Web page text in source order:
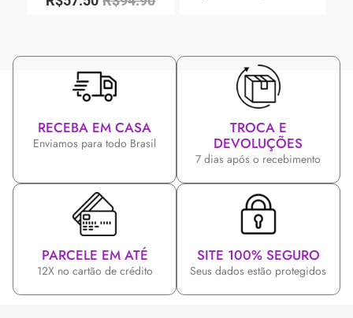
RECEBA EM CASA
Enviamos para todo Brasil
TROCA E
DEVOLUÇÕES
7 dias após o recebimento
PARCELE EM ATÉ
12X no cartão de crédito
SITE 100% SEGURO
Seus dados estão protegidos